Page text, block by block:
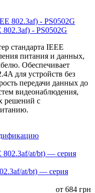
- PS0502G
стандарта IEEE
питания и данных,
Обеспечивает
для устройств без
передачи данных до
видеонаблюдения,
решений с
at/bt) — серия
от 684 грн